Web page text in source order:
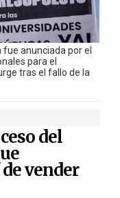
fue anunciada por el
para el
tras el fallo de la
del
vender